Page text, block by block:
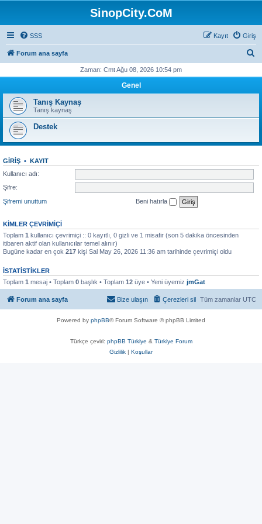
SinopCity.CoM
SSS Giriş
Kayıt
Forum ana sayfa
Zaman: Cmt Ağu 08, 2026 10:54 pm
Genel
Tanış Kaynaş
Tanış kaynaş
Destek
GIRIŞ • KAYIT
Kullanıcı adı:
Şifre:
Şifremi unuttum
Beni hatırla
KIMLER ÇEVRIMIÇI
Toplam 1 kullanıcı çevrimiçi :: 0 kayıtlı, 0 gizli ve 1 misafir (son 5 dakika öncesinden
itibaren aktif olan kullanıcılar temel alınır)
Bugüne kadar en çok 217 kişi Sal May 26, 2026 11:36 am tarihinde çevrimiçi oldu
İSTATISTIKLER
Toplam 1 mesaj • Toplam 0 başlık • Toplam 12 üye • Yeni üyemiz jmGat
Forum ana sayfa Tüm zamanlar UTC
Çerezleri sil
Bize ulaşın
Powered by phpBB® Forum Software © phpBB Limited
Türkçe çeviri: phpBB Türkiye & Türkiye Forum
Gizlilik | Koşullar